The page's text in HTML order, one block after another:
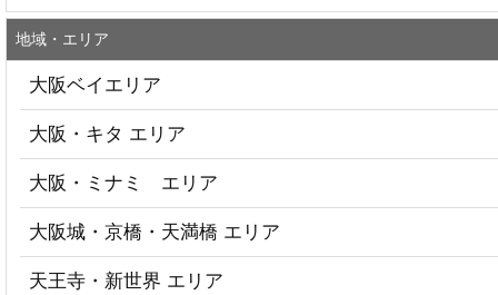
地域・エリア
大阪ベイエリア
大阪・キタ エリア
大阪・ミナミ エリア
大阪城・京橋・天満橋 エリア
天王寺・新世界 エリア